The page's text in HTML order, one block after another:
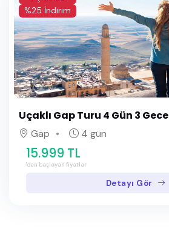
%25 İndirim
Uçaklı Gap Turu 4 Gün 3 Gece
Gap 4 gün
15.999 TL
'den başlayan fiyatlar
Detayı Gör